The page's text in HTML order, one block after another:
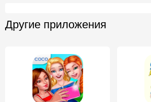
Другие приложения